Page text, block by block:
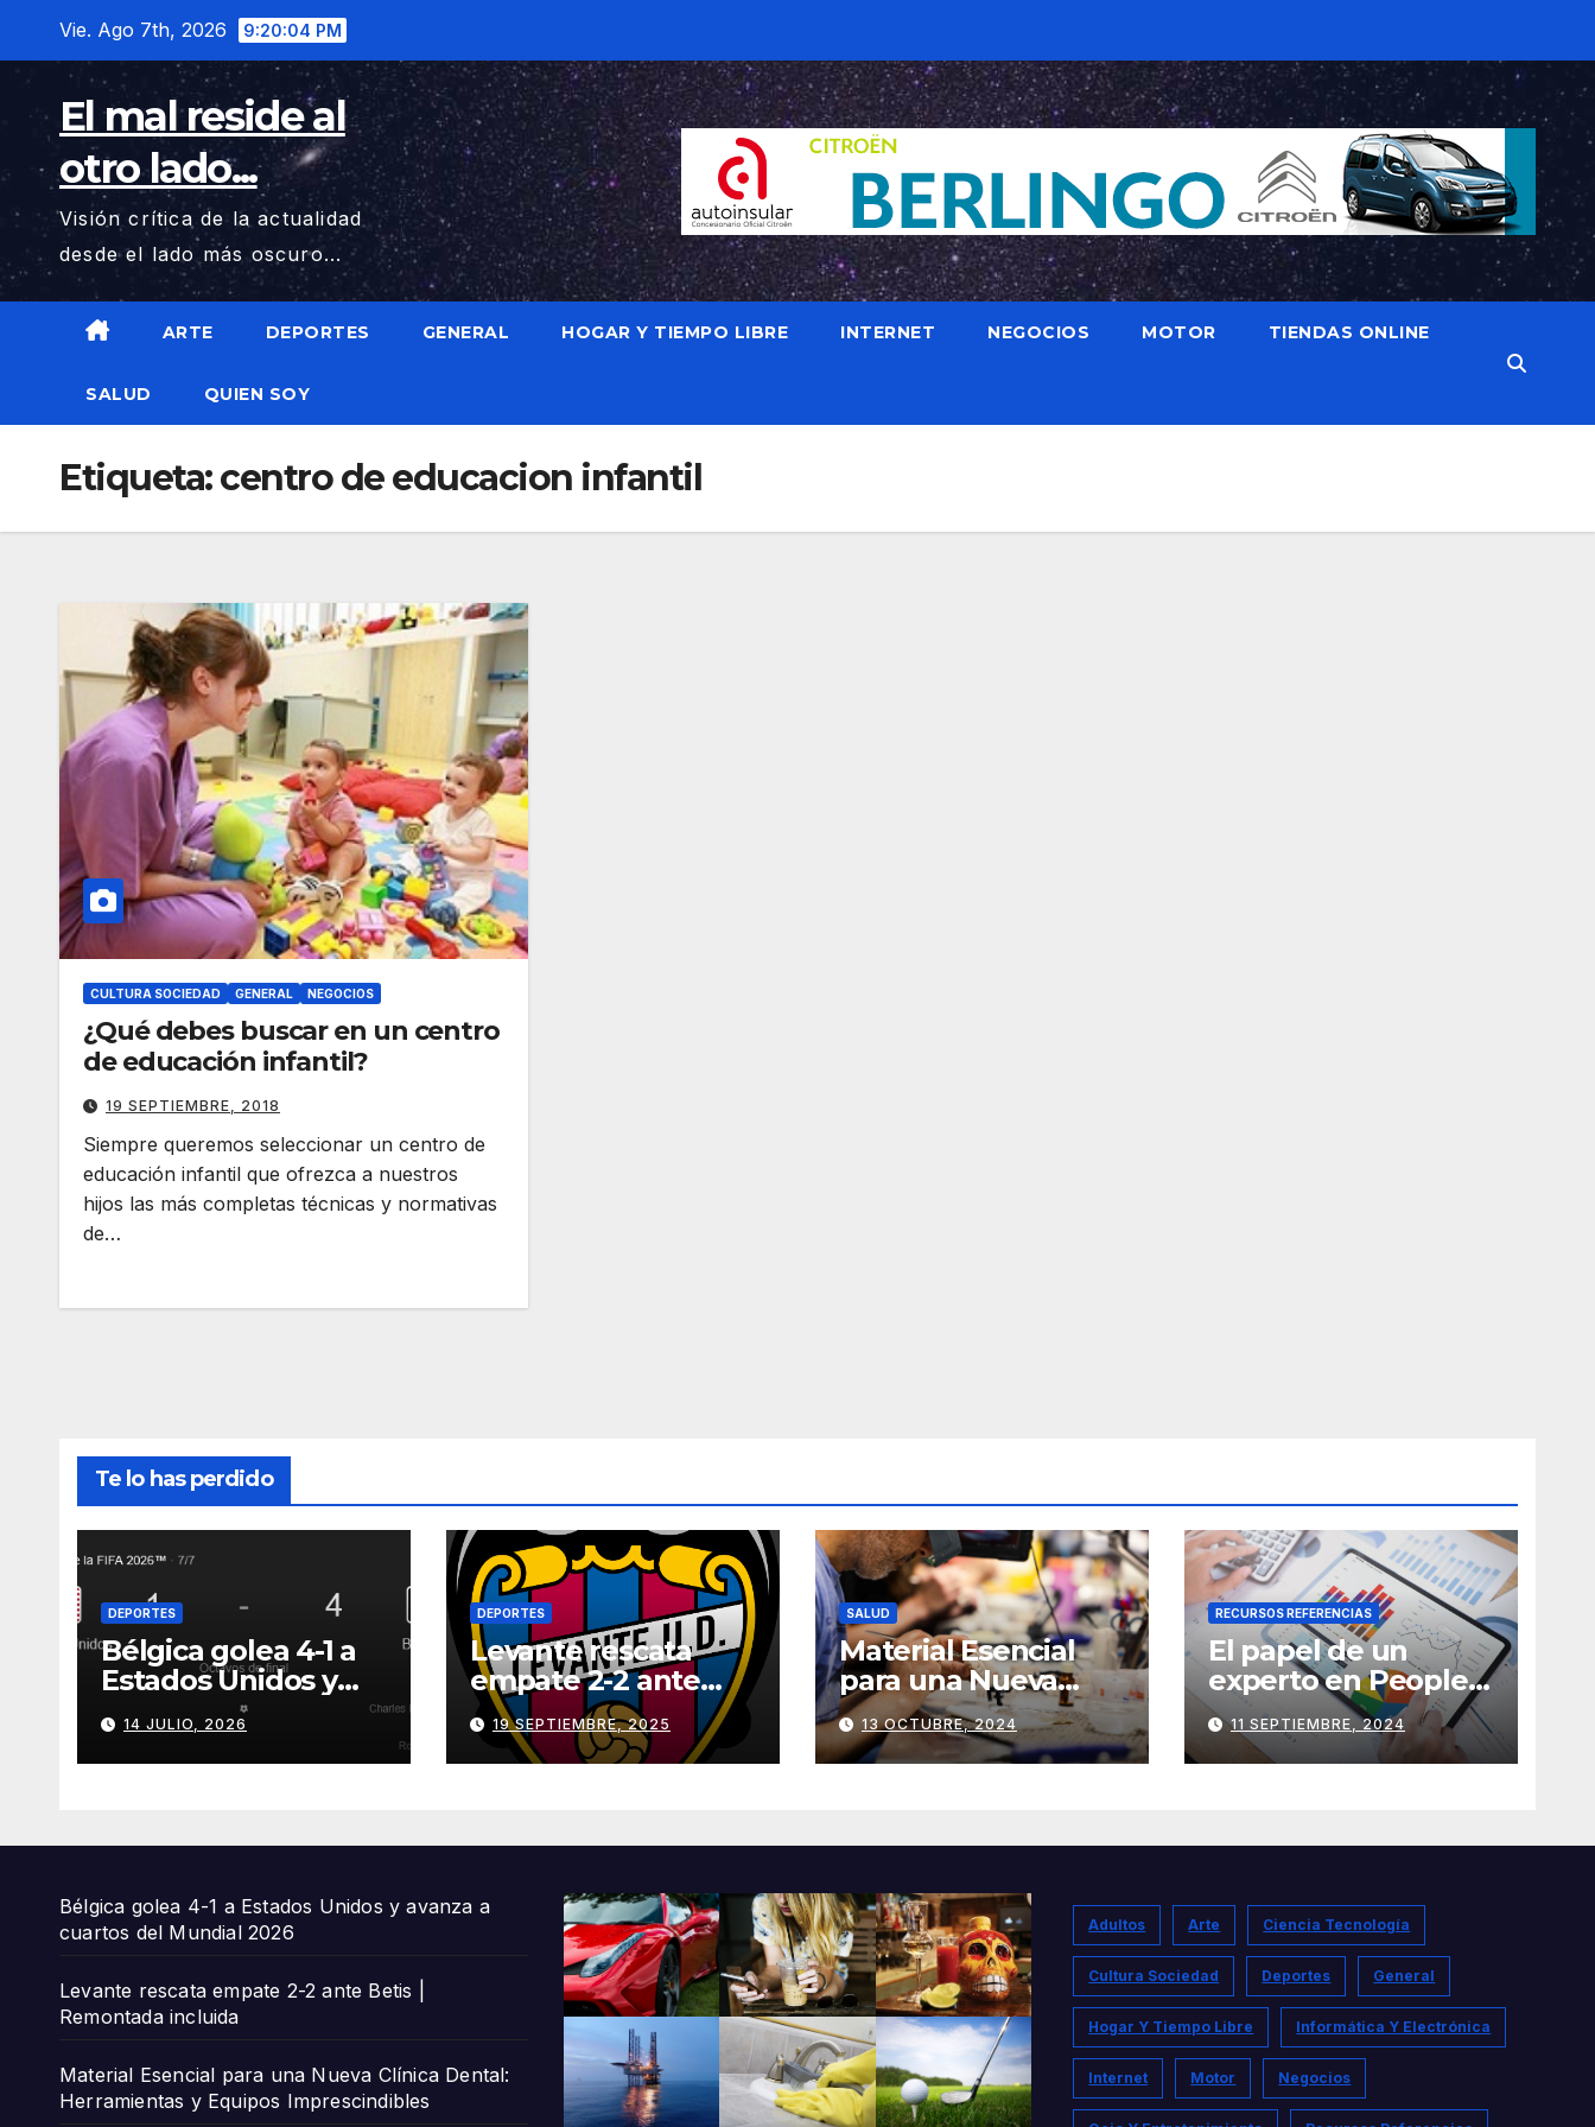
contenido
Vie. Ago 7th, 2026 9:20:04 PM
El mal reside al
otro lado...
Visión crítica de la actualidad
desde el lado más oscuro...
ARTE DEPORTES GENERAL HOGAR Y TIEMPO LIBRE INTERNET NEGOCIOS MOTOR TIENDAS ONLINE
SALUD QUIEN SOY
Etiqueta:centro de educacion infantil
CULTURA SOCIEDAD GENERAL NEGOCIOS
¿Qué debes buscar en un centro
de educación infantil?
19 SEPTIEMBRE, 2018
Siempre queremos seleccionar un centro de
educación infantil que ofrezca a nuestros
hijos las más completas técnicas y normativas
de…
Te lo has perdido
DEPORTES
Bélgica golea 4-1 a
Estados Unidos y
avanza a cuartos del
Mundial 2026
14 JULIO, 2026
DEPORTES
Levante rescata
empate 2-2 ante
Betis | Remontada
incluida
19 SEPTIEMBRE, 2025
SALUD
Material Esencial
para una Nueva
Clínica Dental:
Herramientas y
Equipos
13 OCTUBRE, 2024
RECURSOS REFERENCIAS
El papel de un
experto en People
Analytics
11 SEPTIEMBRE, 2024
Bélgica golea 4-1 a Estados Unidos y avanza a
cuartos del Mundial 2026
Levante rescata empate 2-2 ante Betis |
Remontada incluida
Material Esencial para una Nueva Clínica Dental:
Herramientas y Equipos Imprescindibles
Adultos Arte Ciencia Tecnología
Cultura Sociedad Deportes General
Hogar Y Tiempo Libre Informática Y Electrónica
Internet Motor Negocios